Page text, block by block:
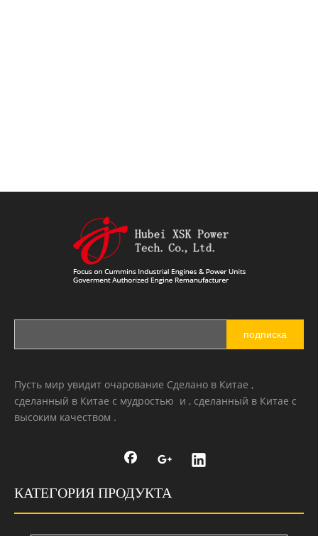
подписка
Пусть мир увидит очарование Сделано в Китае ,
сделанный в Китае с мудростью и , сделанный в Китае с
высоким качеством .
КАТЕГОРИЯ ПРОДУКТА